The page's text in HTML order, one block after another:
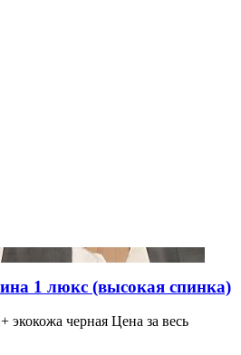
1 люкс (высокая спинка)
экокожа черная Цена за весь